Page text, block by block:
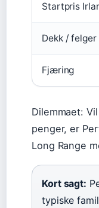
Startpris
Dekk / felger
Fjæring
Dilemmaet:
penger, er
Long Range
Kort sagt:
typiske